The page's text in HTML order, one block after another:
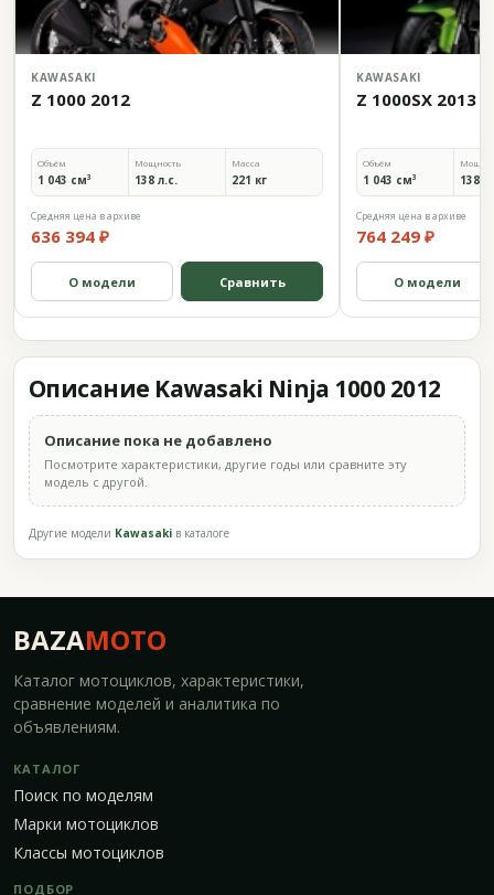
KAWASAKI
Z 1000 2012
Объём
1 043 см³
Мощность
138 л.с.
Масса
221 кг
Средняя цена в архиве
636 394 ₽
О модели Сравнить
KAWASAKI
Z 1000SX 2013
Объём
1 043 см³ 138
Средняя цена в архиве
764 249 ₽
О модели
Описание Kawasaki Ninja 1000 2012
Описание пока не добавлено
Посмотрите характеристики, другие годы или сравните эту
модель с другой.
Другие модели Kawasaki в каталоге
BAZAMOTO
Каталог мотоциклов, характеристики,
сравнение моделей и аналитика по
объявлениям.
КАТАЛОГ
Поиск по моделям
Марки мотоциклов
Классы мотоциклов
ПОДБОР